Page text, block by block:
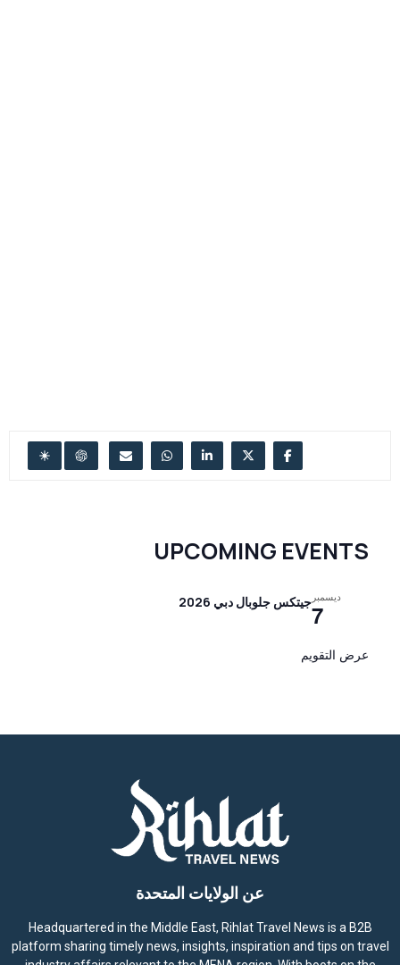
UPCOMING EVENTS
ديسمبر
7جيتكس جلوبال دبي 2026
عرض التقويم
عن الولايات المتحدة
Headquartered in the Middle East, Rihlat Travel News is a B2B
platform sharing timely news, insights, inspiration and tips on travel